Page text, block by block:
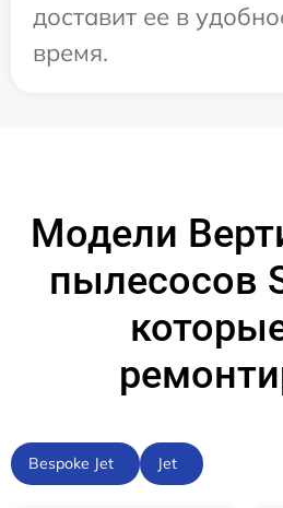
доставит ее в
время.
Модели
пылесосов
Bespoke Jet Jet